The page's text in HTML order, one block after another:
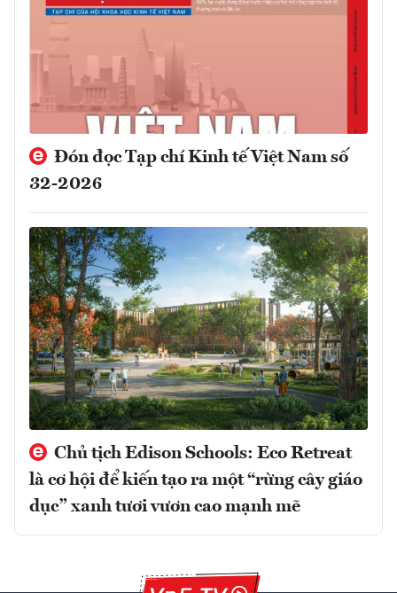
Đón đọc Tạp chí Kinh tế Việt Nam số
32-2026
Chủ tịch Edison Schools: Eco Retreat
là cơ hội để kiến tạo ra một “rừng cây giáo
dục” xanh tươi vươn cao mạnh mẽ